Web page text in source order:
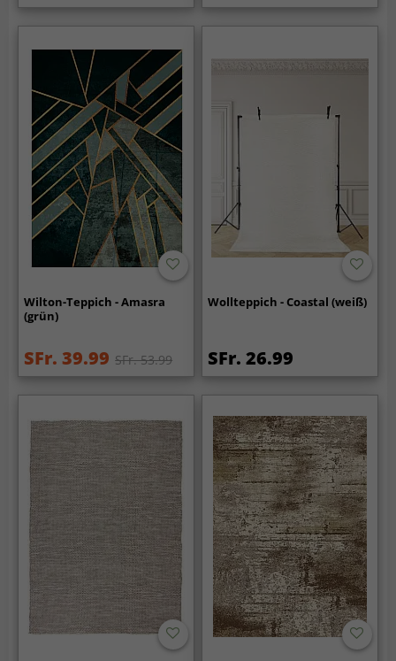
Wilton-Teppich - Amasra
(grün)
SFr. 39.99 SFr. 53.99
Wollteppich - Coastal (weiß)
SFr. 26.99